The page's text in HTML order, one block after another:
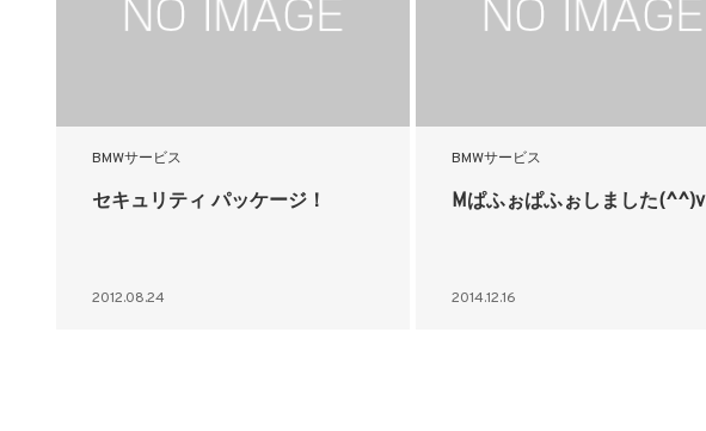
BMWサービス
セキュリティ パッケージ！
2012.08.24
BMWサービス
Mぱふぉぱふぉしました(^^)v
2014.12.16